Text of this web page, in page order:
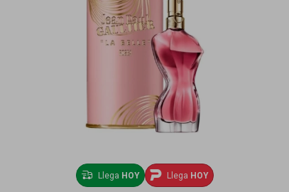
Llega HOY Llega HOY